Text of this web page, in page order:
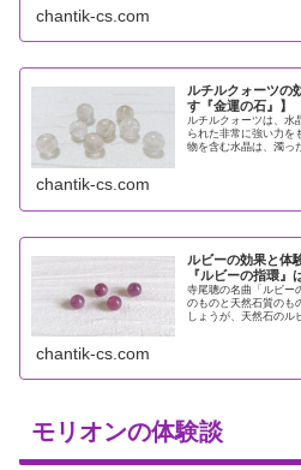
chantik-cs.com
ルチルクォーツの
す『金運の石』】
ルチルクォーツは、水
られた非常に強い力を
物を含む水晶は、濁っ
chantik-cs.com
ルビーの効果と体
『ルビーの指環』
寺尾聰の名曲「ルビー
のものと天然石質のも
しょうが、天然石のル
chantik-cs.com
モリオンの体験談